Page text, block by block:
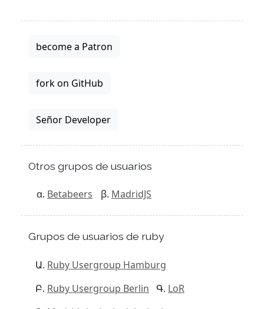
become a Patron
fork on GitHub
Señor Developer
Otros grupos de usuarios
Betabeers MadridJS
Grupos de usuarios de ruby
Ruby Usergroup Hamburg
Ruby Usergroup Berlin
LoR